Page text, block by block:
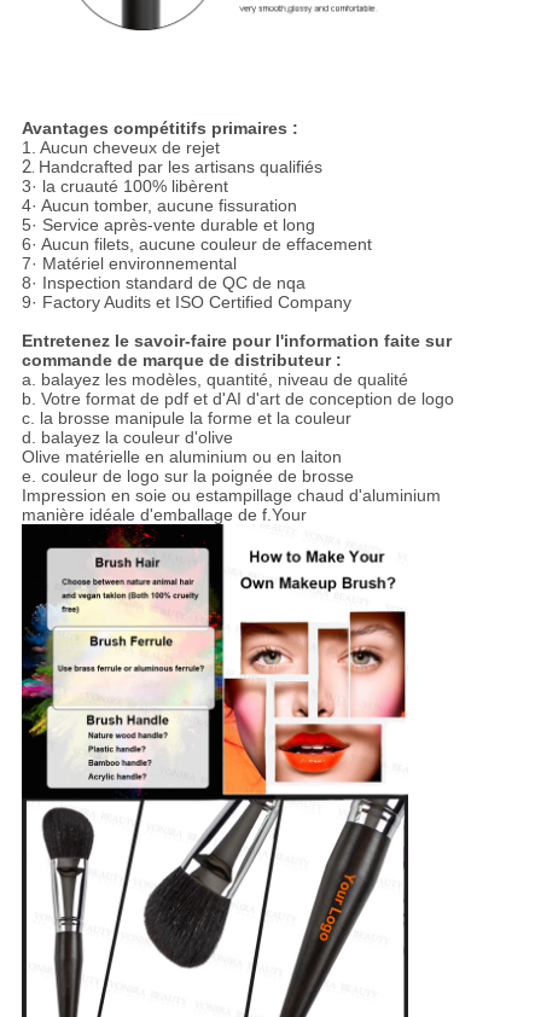
Avantages compétitifs primaires :
1. Aucun cheveux de rejet
2. Handcrafted par les artisans qualifiés
3· la cruauté 100% libèrent
4· Aucun tomber, aucune fissuration
5· Service après-vente durable et long
6· Aucun filets, aucune couleur de effacement
7· Matériel environnemental
8· Inspection standard de QC de nqa
9· Factory Audits et ISO Certified Company
Entretenez le savoir-faire pour l'information faite sur
commande de marque de distributeur :
a. balayez les modèles, quantité, niveau de qualité
b. Votre format de pdf et d'AI d'art de conception de logo
c. la brosse manipule la forme et la couleur
d. balayez la couleur d'olive
Olive matérielle en aluminium ou en laiton
e. couleur de logo sur la poignée de brosse
Impression en soie ou estampillage chaud d'aluminium
manière idéale d'emballage de f.Your